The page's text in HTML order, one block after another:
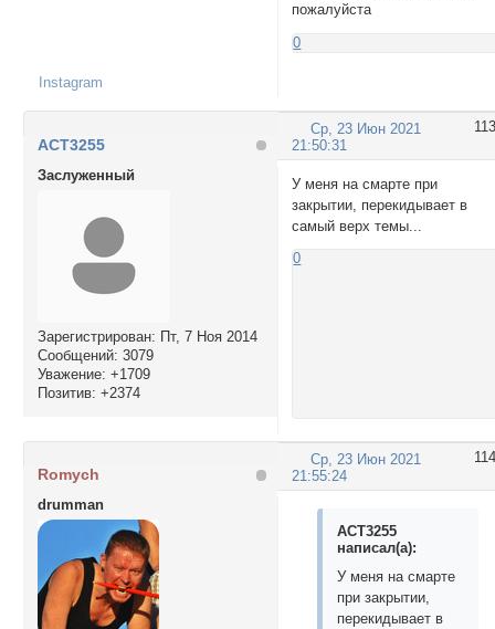
пожалуйста
0
Instagram
113
Ср, 23 Июн 2021
21:50:31
ACT3255
Заслуженный
Зарегистрирован: Пт, 7 Ноя 2014
Сообщений: 3079
Уважение: +1709
Позитив: +2374
У меня на смарте при
закрытии, перекидывает в
самый верх темы...
0
114
Ср, 23 Июн 2021
21:55:24
Romych
drumman
ACT3255
написал(а):
У меня на смарте
при закрытии,
перекидывает в